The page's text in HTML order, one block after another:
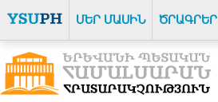
ՄԵՐ ՄԱՍԻՆ ԾՐԱԳՐԵՐ